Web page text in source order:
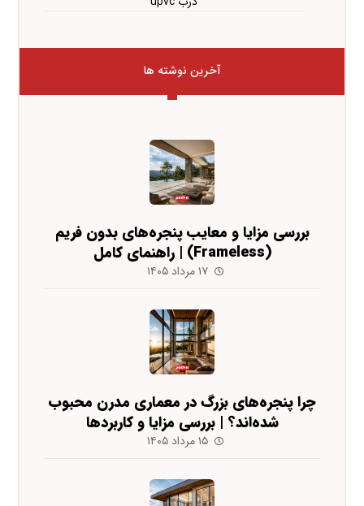
آخرین نوشته ها
بررسی مزایا و معایب پنجره‌های بدون فریم
(Frameless) | راهنمای کامل
۱۷ مرداد ۱۴۰۵
چرا پنجره‌های بزرگ در معماری مدرن محبوب
شده‌اند؟ | بررسی مزایا و کاربردها
۱۵ مرداد ۱۴۰۵